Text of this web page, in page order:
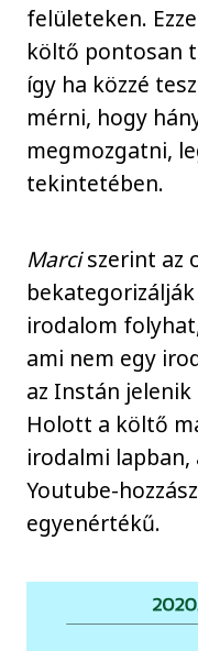
felületeken.
költő pontosan
így ha közzé
mérni, hogy
megmozgatni,
tekintetében.
Marciszerint az
irodalom
ami nem egy
az Instán jelenik
Holott a költő
irodalmi
Youtube-
egyenértékű.